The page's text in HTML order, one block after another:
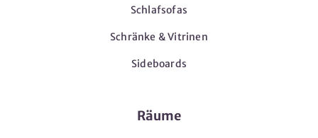
Schlafsofas
Schränke & Vitrinen
Sideboards
Räume